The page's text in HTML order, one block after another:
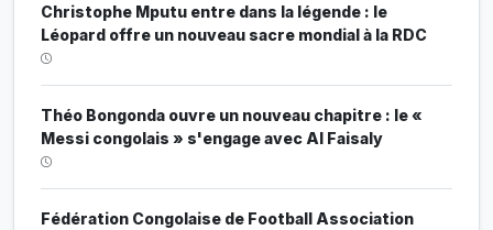
Christophe Mputu entre dans la légende : le
Léopard offre un nouveau sacre mondial à la RDC
Théo Bongonda ouvre un nouveau chapitre : le «
Messi congolais » s'engage avec Al Faisaly
Fédération Congolaise de Football Association